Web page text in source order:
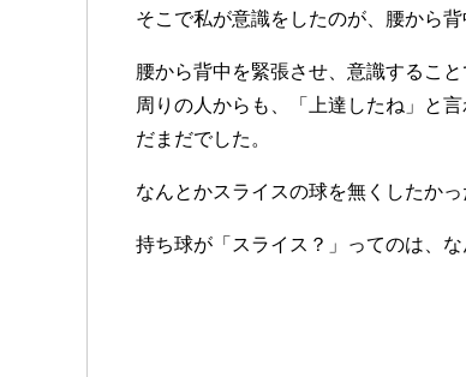
そこで私が意識をしたのが、腰から
腰から背中を緊張させ、意識するこ
周りの人からも、「上達したね」と
だまだでした。
なんとかスライスの球を無くしたかっ
持ち球が「スライス？」ってのは、